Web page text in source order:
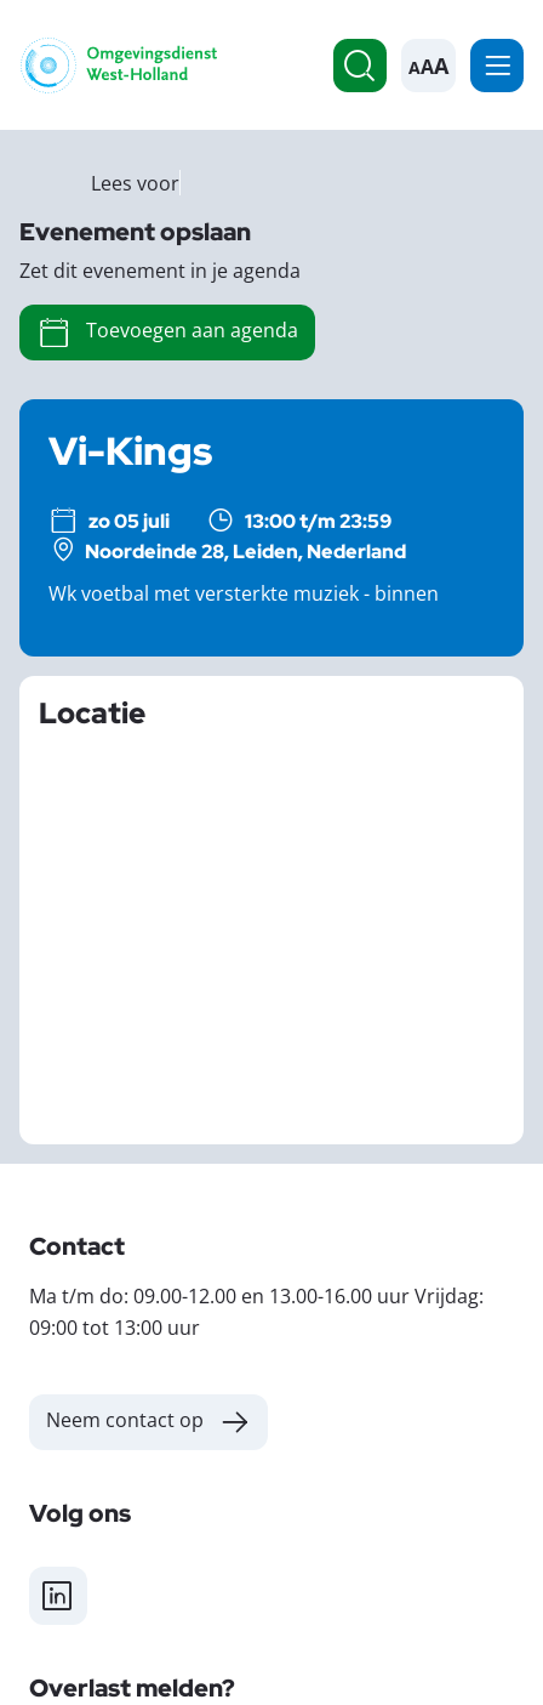
A
Vi-Kings
zo 05 juli
13:00 t/m 23:59
Noordeinde 28, Leiden, Nederland
Wk voetbal met versterkte muziek - binnen
Locatie
Lees voor
Evenement opslaan
Zet dit evenement in je agenda
Toevoegen aan agenda
Contact
Ma t/m do: 09.00-12.00 en 13.00-16.00 uur Vrijdag:
09:00 tot 13:00 uur
Neem contact op
Volg ons
LinkedIn
Overlast melden?